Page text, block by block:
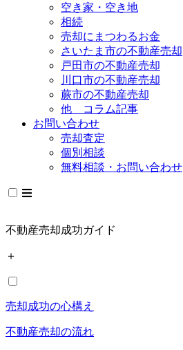
空き家・空き地
相続
売却にまつわるお金
さいたま市の不動産売却
戸田市の不動産売却
川口市の不動産売却
蕨市の不動産売却
他 コラム記事
お問い合わせ
売却査定
個別相談
無料相談・お問い合わせ
不動産売却成功ガイド
＋
売却成功の心構え
不動産売却の流れ